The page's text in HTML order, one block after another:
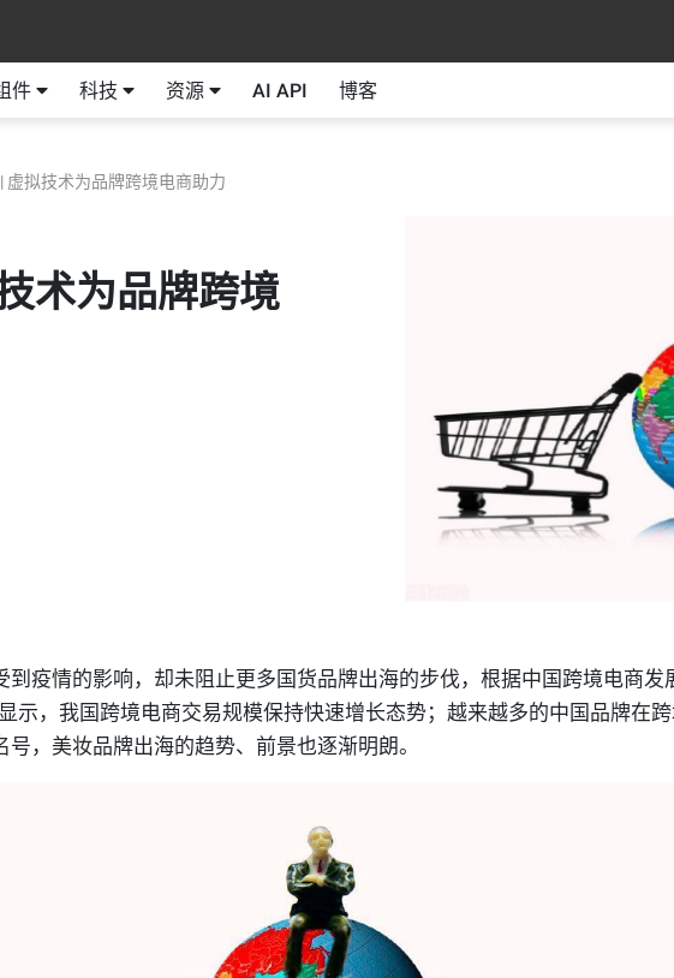
件 科技 资源 AI API 博客
虚拟技术为品牌跨境电商助力
术为品牌跨境
到疫情的影响，却未阻止更多国货品牌出海的步伐，根据中国跨境电商发
示，我国跨境电商交易规模保持快速增长态势；越来越多的中国品牌在
号，美妆品牌出海的趋势、前景也逐渐明朗。